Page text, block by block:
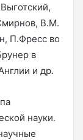
В.М.
П.Фресс во
в
и др.
науки.